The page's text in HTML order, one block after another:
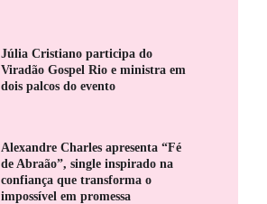
Júlia Cristiano participa do
Viradão Gospel Rio e ministra em
dois palcos do evento
Alexandre Charles apresenta “Fé
de Abraão”, single inspirado na
confiança que transforma o
impossível em promessa